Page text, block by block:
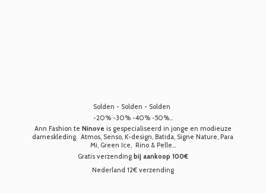
Solden - Solden - Solden
-20% -30% -40% -50%...
Ann Fashion te Ninove is gespecialiseerd in jonge en modieuze
dameskleding. Atmos, Senso, K-design, Batida, Signe Nature, Para
Mi, Green Ice, Rino & Pelle...
Gratis verzending bij aankoop 100€
Nederland 12€ verzending